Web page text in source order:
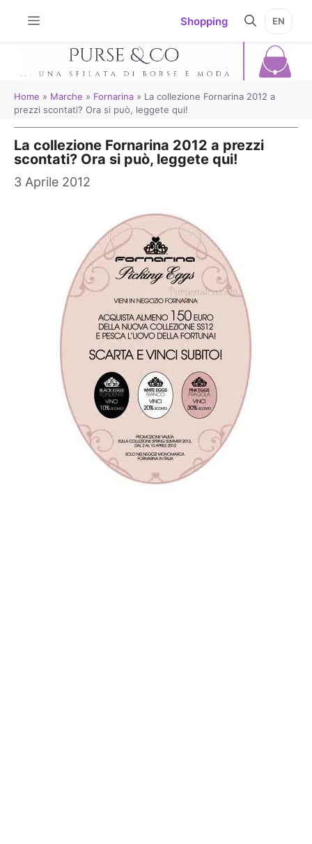
Shopping EN
Home » Marche » Fornarina » La collezione Fornarina 2012 a
prezzi scontati? Ora si può, leggete qui!
La collezione Fornarina 2012 a prezzi
scontati? Ora si può, leggete qui!
3 Aprile 2012